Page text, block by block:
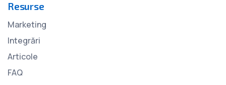
Resurse
Marketing
Integrări
Articole
FAQ